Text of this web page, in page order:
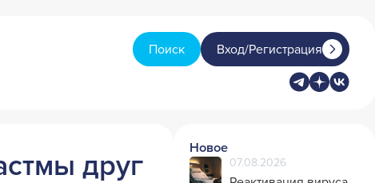
Поиск Вход/Регистрация
друг
Новое
07.08.2026